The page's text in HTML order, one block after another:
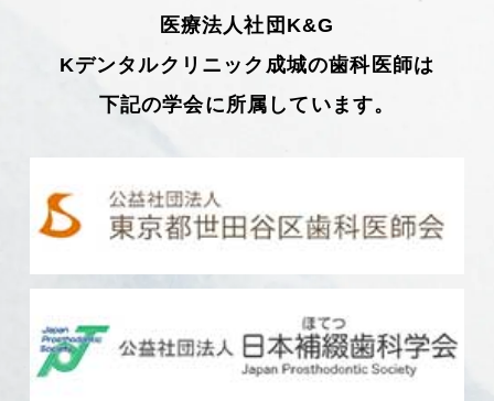
医療法人社団K&G
Kデンタルクリニック成城の歯科医師は
下記の学会に所属しています。